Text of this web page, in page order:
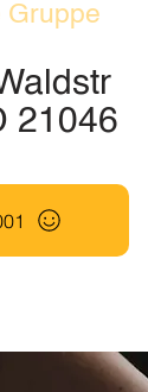
Gruppe
21046